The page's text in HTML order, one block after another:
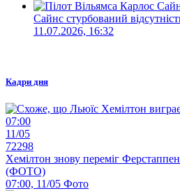
Сайнс стурбований
11.07.2026, 16:32
Кадри дня
07:00
11/05
72298
Хемілтон знову переміг
(ФОТО)
07:00, 11/05 Фото